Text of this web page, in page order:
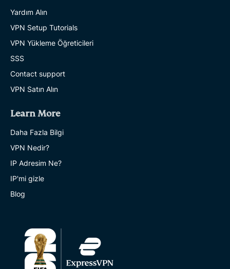
Yardım Alın
VPN Setup Tutorials
VPN Yükleme Öğreticileri
SSS
Contact support
VPN Satın Alın
Learn More
Daha Fazla Bilgi
VPN Nedir?
IP Adresim Ne?
IP'mi gizle
Blog